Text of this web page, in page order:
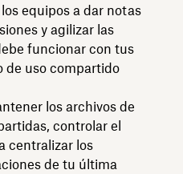
equipos a dar notas
y agilizar las
funcionar con tus
de uso compartido
los archivos de
controlar el
centralizar los
de tu última